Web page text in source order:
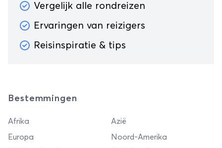
Vergelijk alle rondreizen
Ervaringen van reizigers
Reisinspiratie & tips
Bestemmingen
Afrika
Azië
Europa
Noord-Amerika